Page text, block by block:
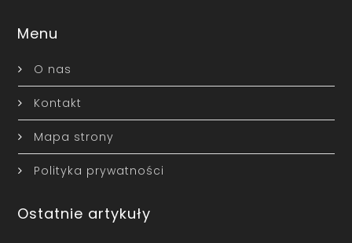
Menu
O nas
Kontakt
Mapa strony
Polityka prywatności
Ostatnie artykuły